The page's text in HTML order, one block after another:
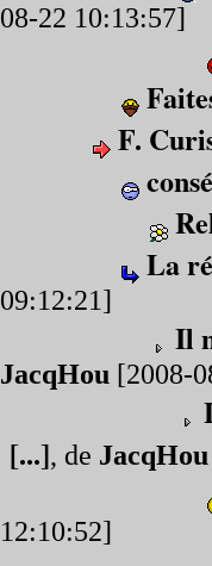
08-22 10:13:57]
F.
La
09:12:21]
Il
JacqHou [2008-
[...], de JacqHou
12:10:52]